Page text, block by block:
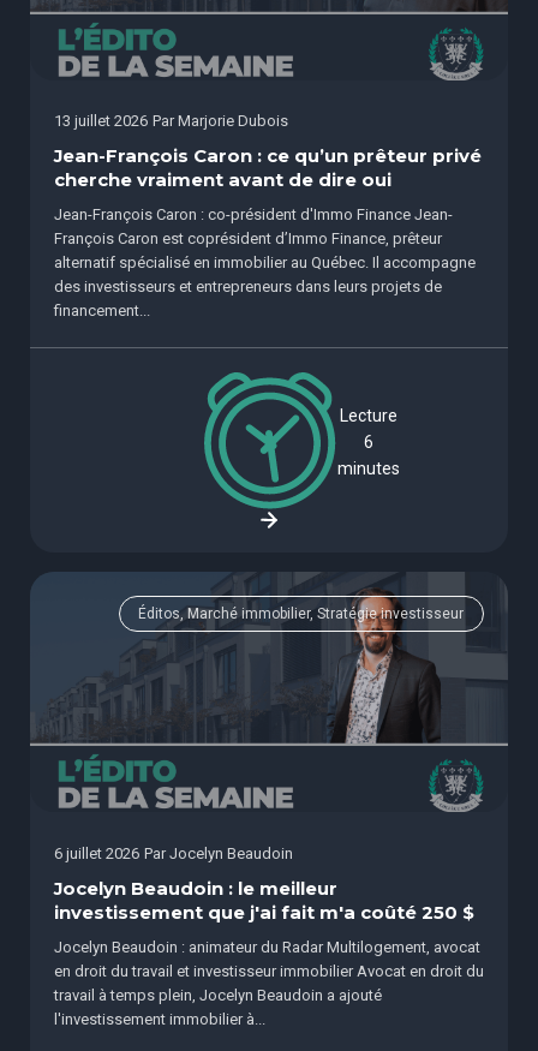
13 juillet 2026 Par Marjorie Dubois
Jean-François Caron : ce qu’un prêteur privé
cherche vraiment avant de dire oui
Jean-François Caron : co-président d'Immo Finance Jean-
François Caron est coprésident d’Immo Finance, prêteur
alternatif spécialisé en immobilier au Québec. Il accompagne
des investisseurs et entrepreneurs dans leurs projets de
financement...
Lecture
6
minutes
Éditos, Marché immobilier, Stratégie investisseur
6 juillet 2026 Par Jocelyn Beaudoin
Jocelyn Beaudoin : le meilleur
investissement que j'ai fait m'a coûté 250 $
Jocelyn Beaudoin : animateur du Radar Multilogement, avocat
en droit du travail et investisseur immobilier Avocat en droit du
travail à temps plein, Jocelyn Beaudoin a ajouté
l'investissement immobilier à...